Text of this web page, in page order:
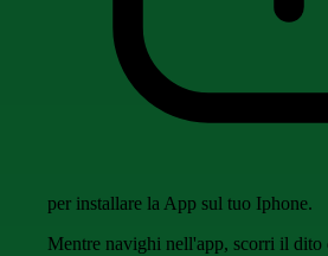
per installare la App sul tuo Iphone.
Mentre navighi nell'app, scorri il dito